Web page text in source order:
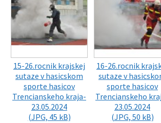
15-26.rocnik krajskej
sutaze v hasicskom
sporte hasicov
Trencianskeho kraja-
23.05.2024
(JPG, 45 kB)
16-26.rocnik
sutaze v
sporte hasicov
Trencianskeho
23.05.2024
(JPG, 50 kB)